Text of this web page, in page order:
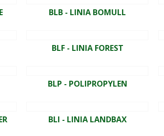
BLB - LINIA BOMULL
BLF - LINIA FOREST
BLP - POLIPROPYLEN
BLI - LINIA LANDBAX